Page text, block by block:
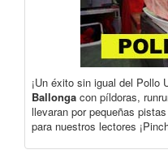
¡Un éxito sin igual del Pollo
Ballonga con píldoras,
llevaran por pequeñas
para nuestros lectores